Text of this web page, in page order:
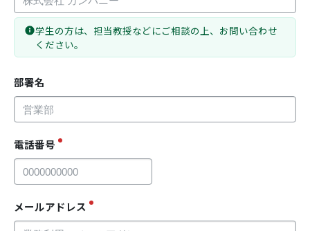
学生の方は、担当教授などにご相談の上、お問い合わせ
ください。
部署名
電話番号
メールアドレス